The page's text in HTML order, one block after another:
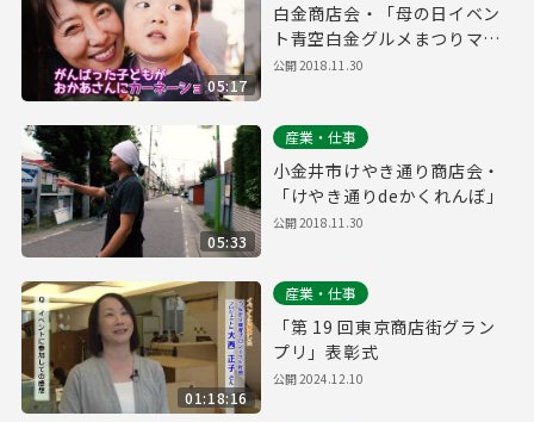
05:17
白金商店会・「母の日イベン
ト青空白金グルメまつりマン
マミーア」
公開2018.11.30
05:33
産業・仕事
小金井市けやき通り商店会・
「けやき通りdeかくれんぼ」
公開2018.11.30
01:18:16
産業・仕事
「第 19 回東京商店街グラン
プリ」表彰式
公開2024.12.10